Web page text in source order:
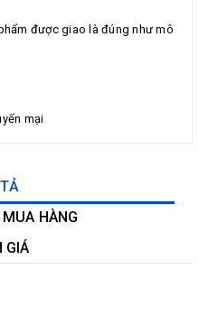
được giao là đúng như mô
mại
HÀNG
GIÁ